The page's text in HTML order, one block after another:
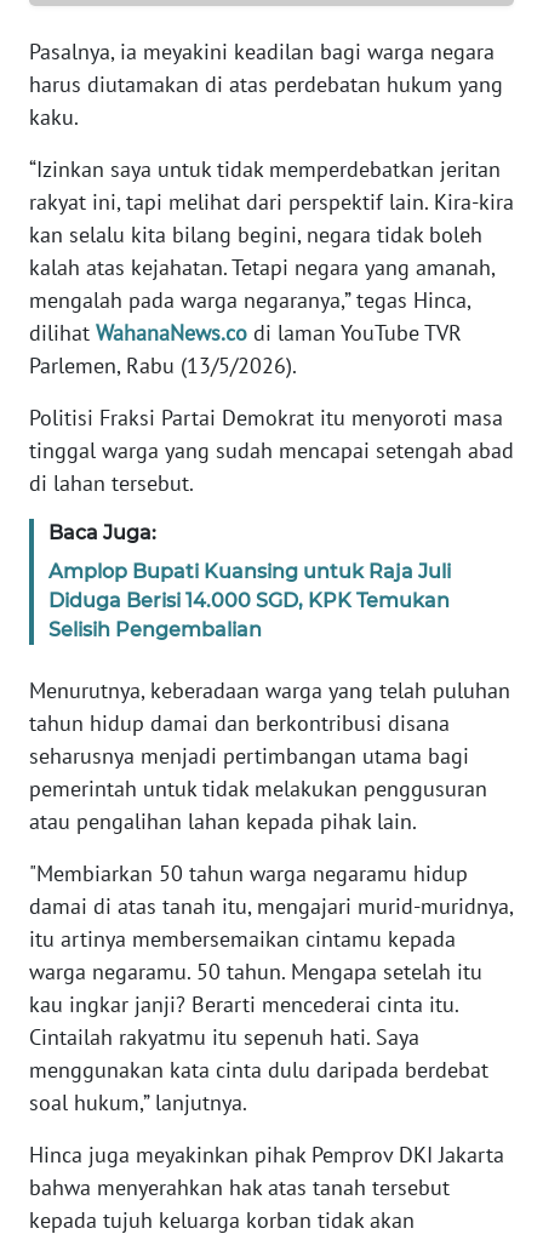
Pasalnya, ia meyakini keadilan bagi warga negara
harus diutamakan di atas perdebatan hukum yang
kaku.
“Izinkan saya untuk tidak memperdebatkan jeritan
rakyat ini, tapi melihat dari perspektif lain. Kira-kira
kan selalu kita bilang begini, negara tidak boleh
kalah atas kejahatan. Tetapi negara yang amanah,
mengalah pada warga negaranya,” tegas Hinca,
dilihat WahanaNews.co di laman YouTube TVR
Parlemen, Rabu (13/5/2026).
Politisi Fraksi Partai Demokrat itu menyoroti masa
tinggal warga yang sudah mencapai setengah abad
di lahan tersebut.
Baca Juga:
Amplop Bupati Kuansing untuk Raja Juli
Diduga Berisi 14.000 SGD, KPK Temukan
Selisih Pengembalian
Menurutnya, keberadaan warga yang telah puluhan
tahun hidup damai dan berkontribusi disana
seharusnya menjadi pertimbangan utama bagi
pemerintah untuk tidak melakukan penggusuran
atau pengalihan lahan kepada pihak lain.
"Membiarkan 50 tahun warga negaramu hidup
damai di atas tanah itu, mengajari murid-muridnya,
itu artinya membersemaikan cintamu kepada
warga negaramu. 50 tahun. Mengapa setelah itu
kau ingkar janji? Berarti mencederai cinta itu.
Cintailah rakyatmu itu sepenuh hati. Saya
menggunakan kata cinta dulu daripada berdebat
soal hukum,” lanjutnya.
Hinca juga meyakinkan pihak Pemprov DKI Jakarta
bahwa menyerahkan hak atas tanah tersebut
kepada tujuh keluarga korban tidak akan
PAPUA
WN
BARAT
RIAU
WN
SERAMBI
WN
WN
SULTRA
NTB
WN
WN
SULBAR
WN
WN
SUMBAR
WN
SUMSEL
WN
BENGKULU
WN